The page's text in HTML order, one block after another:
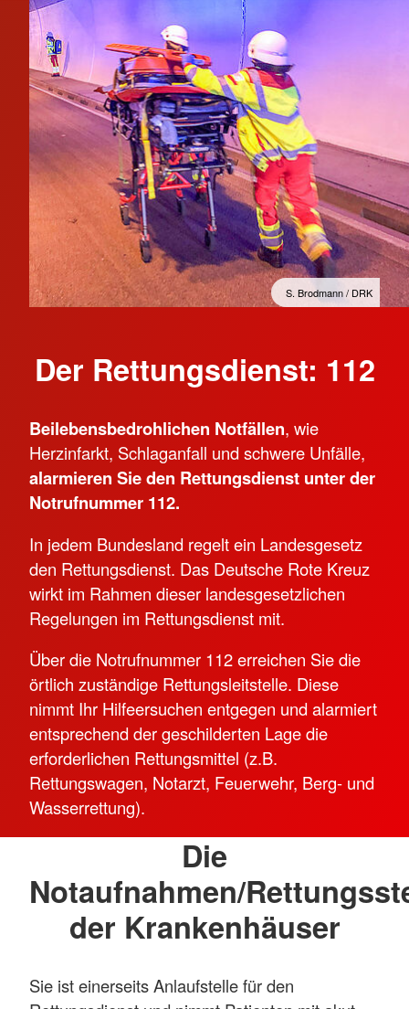
S. Brodmann / DRK
Der Rettungsdienst: 112
Beilebensbedrohlichen Notfällen, wie
Herzinfarkt, Schlaganfall und schwere Unfälle,
alarmieren Sie den Rettungsdienst unter der
Notrufnummer 112.
In jedem Bundesland regelt ein Landesgesetz
den Rettungsdienst. Das Deutsche Rote Kreuz
wirkt im Rahmen dieser landesgesetzlichen
Regelungen im Rettungsdienst mit.
Über die Notrufnummer 112 erreichen Sie die
örtlich zuständige Rettungsleitstelle. Diese
nimmt Ihr Hilfeersuchen entgegen und alarmiert
entsprechend der geschilderten Lage die
erforderlichen Rettungsmittel (z.B.
Rettungswagen, Notarzt, Feuerwehr, Berg- und
Wasserrettung).
Die
Notaufnahmen/
der Krankenhäuser
Sie ist einerseits Anlaufstelle für den